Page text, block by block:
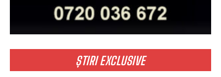
ȘTIRI EXCLUSIVE